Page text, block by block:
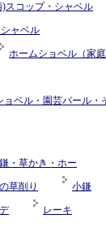
)スコップ・シャベル
ャベル
ホームショベル（家庭
ョベル・園芸バール・
・草かき・ホー
草削り 小鎌
レーキ